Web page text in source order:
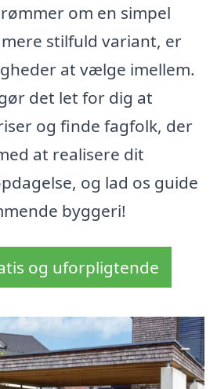
om en simpel
stilfuld variant, er
at vælge imellem.
det let for dig at
og finde fagfolk, der
at realisere dit
og lad os guide
byggeri!
og uforpligtende